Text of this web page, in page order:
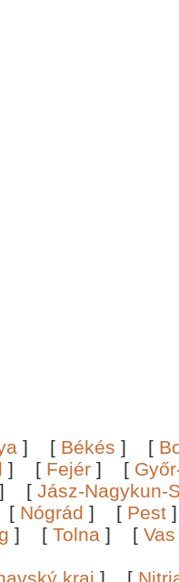
] [ Békés ] [
] [ Fejér ] [
] [ Jász-Nagykun-
[ Nógrád ] [ Pest
] [ Tolna ] [ Vas